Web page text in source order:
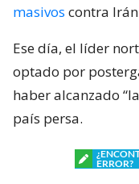
masivos contra
Ese día, el líder
optado por
haber alcanzado
país persa.
ERROR?